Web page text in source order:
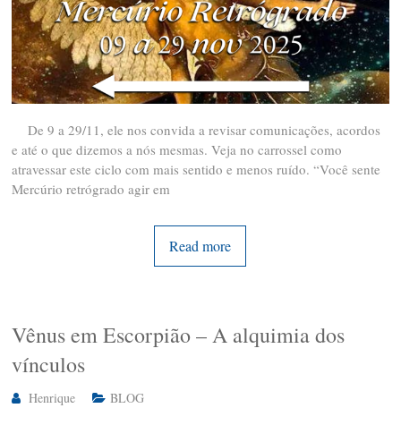
De 9 a 29/11, ele nos convida a revisar comunicações, acordos
e até o que dizemos a nós mesmas. Veja no carrossel como
atravessar este ciclo com mais sentido e menos ruído. “Você sente
Mercúrio retrógrado agir em
Read more
Vênus em Escorpião – A alquimia dos
vínculos
Henrique BLOG